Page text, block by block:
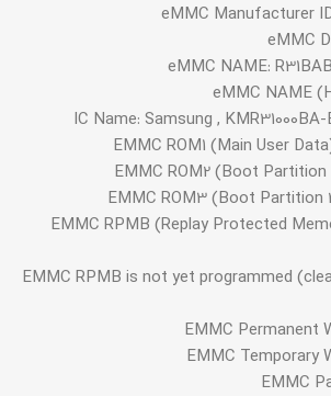
eMMC Manufacturer
eMMC
eMMC NAME:
eMMC NAME
IC Name: Samsung , KMR31000BA-
EMMC ROM1 (Main User
EMMC ROM2 (Boot Partition
EMMC ROM3 (Boot Partition
EMMC RPMB (Replay Protected
EMMC RPMB is not yet programmed
EMMC Permanent
EMMC Temporary
EMMC